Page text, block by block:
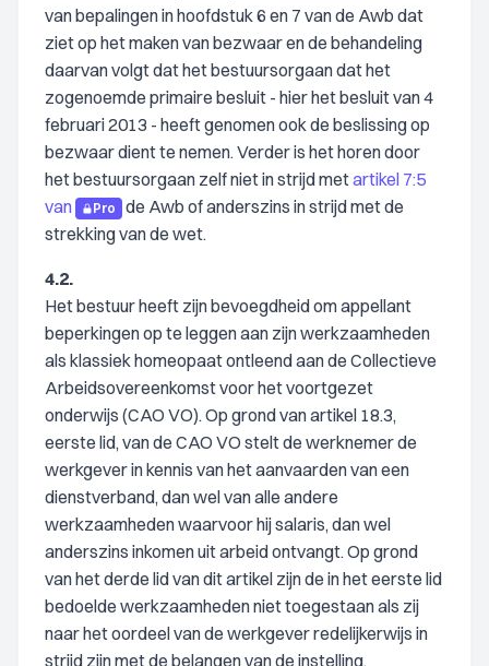
van bepalingen in hoofdstuk 6 en 7 van de Awb dat
ziet op het maken van bezwaar en de behandeling
daarvan volgt dat het bestuursorgaan dat het
zogenoemde primaire besluit - hier het besluit van 4
februari 2013 - heeft genomen ook de beslissing op
bezwaar dient te nemen. Verder is het horen door
het bestuursorgaan zelf niet in strijd metartikel 7:5
van
Pro
de Awb of anderszins in strijd met de
strekking van de wet.
4.2.
Het bestuur heeft zijn bevoegdheid om appellant
beperkingen op te leggen aan zijn werkzaamheden
als klassiek homeopaat ontleend aan de Collectieve
Arbeidsovereenkomst voor het voortgezet
onderwijs (CAO VO). Op grond van artikel 18.3,
eerste lid, van de CAO VO stelt de werknemer de
werkgever in kennis van het aanvaarden van een
dienstverband, dan wel van alle andere
werkzaamheden waarvoor hij salaris, dan wel
anderszins inkomen uit arbeid ontvangt. Op grond
van het derde lid van dit artikel zijn de in het eerste lid
bedoelde werkzaamheden niet toegestaan als zij
naar het oordeel van de werkgever redelijkerwijs in
strijd zijn met de belangen van de instelling.